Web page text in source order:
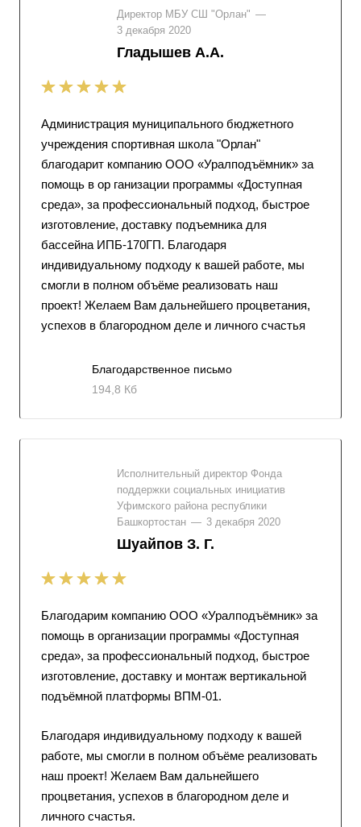
Директор МБУ СШ "Орлан" —
3 декабря 2020
Гладышев А.А.
Администрация муниципального бюджетного
учреждения спортивная школа "Орлан"
благодарит компанию ООО «Уралподъёмник» за
помощь в ор ганизации программы «Доступная
среда», за профессиональный подход, быстрое
изготовление, доставку подъемника для
бассейна ИПБ-170ГП. Благодаря
индивидуальному подходу к вашей работе, мы
смогли в полном объёме реализовать наш
проект! Желаем Вам дальнейшего процветания,
успехов в благородном деле и личного счастья
Благодарственное письмо
194,8 Кб
Исполнительный директор Фонда
поддержки социальных инициатив
Уфимского района республики
Башкортостан — 3 декабря 2020
Шуайпов З. Г.
Благодарим компанию ООО «Уралподъёмник» за
помощь в организации программы «Доступная
среда», за профессиональный подход, быстрое
изготовление, доставку и монтаж вертикальной
подъёмной платформы ВПМ-01.
Благодаря индивидуальному подходу к вашей
работе, мы смогли в полном объёме реализовать
наш проект! Желаем Вам дальнейшего
процветания, успехов в благородном деле и
личного счастья.